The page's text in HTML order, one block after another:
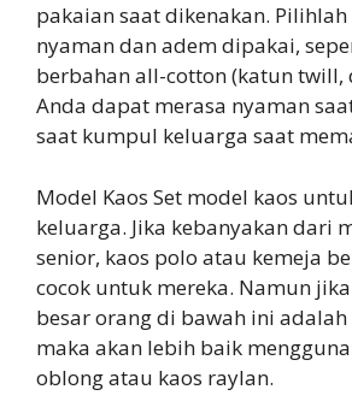
pakaian saat dikenakan.
nyaman dan adem dipakai,
berbahan all-cotton (katun twill,
Anda dapat merasa nyaman
saat kumpul keluarga saat
Model Kaos Set model kaos
keluarga. Jika kebanyakan dari
senior, kaos polo atau kemeja
cocok untuk mereka. Namun
besar orang di bawah ini
maka akan lebih baik
oblong atau kaos raylan.